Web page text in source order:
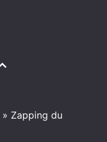
» Zapping du